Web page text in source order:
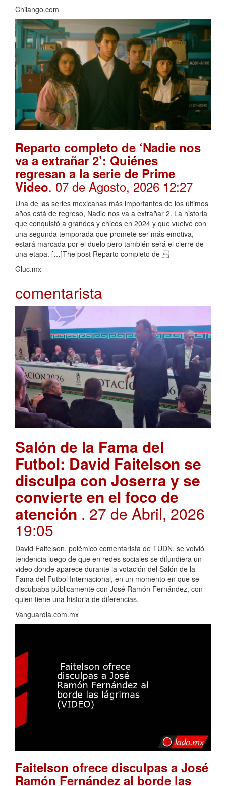
Chilango.com
Reparto completo de ‘Nadie nos
va a extrañar 2’: Quiénes
regresan a la serie de Prime
Video. 07 de Agosto, 2026 12:27
Una de las series mexicanas más importantes de los últimos
años está de regreso, Nadie nos va a extrañar 2. La historia
que conquistó a grandes y chicos en 2024 y que vuelve con
una segunda temporada que promete ser más emotiva,
estará marcada por el duelo pero también será el cierre de
una etapa. […]The post Reparto completo de 
Gluc.mx
comentarista
Salón de la Fama del
Futbol: David Faitelson se
disculpa con Joserra y se
convierte en el foco de
atención . 27 de Abril, 2026
19:05
David Faitelson, polémico comentarista de TUDN, se volvió
tendencia luego de que en redes sociales se difundiera un
video donde aparece durante la votación del Salón de la
Fama del Futbol Internacional, en un momento en que se
disculpaba públicamente con José Ramón Fernández, con
quien tiene una historia de diferencias.
Vanguardia.com.mx
Faitelson ofrece disculpas a José
Ramón Fernández al borde las